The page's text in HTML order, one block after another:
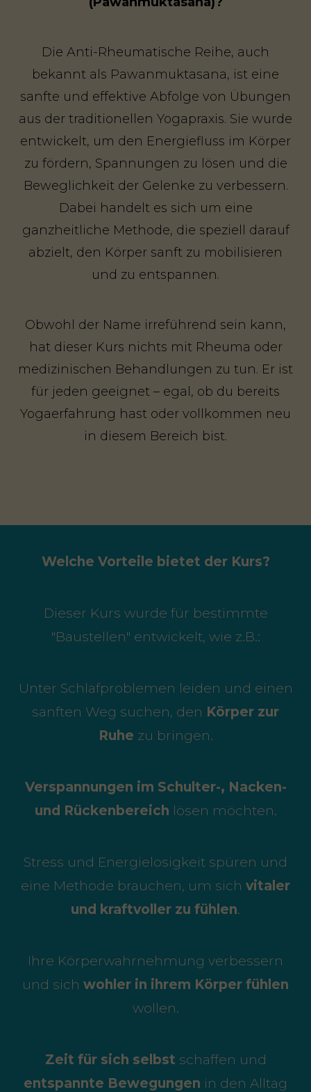
Die Anti-Rheumatische Reihe, auch
bekannt als Pawanmuktasana, ist eine
sanfte und effektive Abfolge von Übungen
aus der traditionellen Yogapraxis. Sie wurde
entwickelt, um den Energiefluss im Körper
zu fördern, Spannungen zu lösen und die
Beweglichkeit der Gelenke zu verbessern.
Dabei handelt es sich um eine
ganzheitliche Methode, die speziell darauf
abzielt, den Körper sanft zu mobilisieren
und zu entspannen.
Obwohl der Name irreführend sein kann,
hat dieser Kurs nichts mit Rheuma oder
medizinischen Behandlungen zu tun. Er ist
für jeden geeignet – egal, ob du bereits
Yogaerfahrung hast oder vollkommen neu
in diesem Bereich bist.
Welche Vorteile bietet der Kurs?
Dieser Kurs wurde für bestimmte
"Baustellen" entwickelt, wie z.B.:
Unter Schlafproblemen leiden und einen
sanften Weg suchen, den Körper zur
Ruhe zu bringen.
Verspannungen im Schulter-, Nacken-
und Rückenbereich lösen möchten.
Stress und Energielosigkeit spüren und
eine Methode brauchen, um sich vitaler
und kraftvoller zu fühlen.
Ihre Körperwahrnehmung verbessern
und sich wohler in ihrem Körper fühlen
wollen.
Zeit für sich selbst schaffen und
entspannte Bewegungen in den Alltag